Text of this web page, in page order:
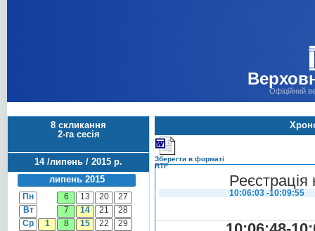
Офіційний
8 скликання
2-га сесія
14 /липень / 2015 р.
липень 2015
Пн 6 13 20
27
Вт
7 14 21
28
Ср
1 8 15 22
29
Зберегти в форматі
RTF
Реєстрація
10:06:03 -10:09:55